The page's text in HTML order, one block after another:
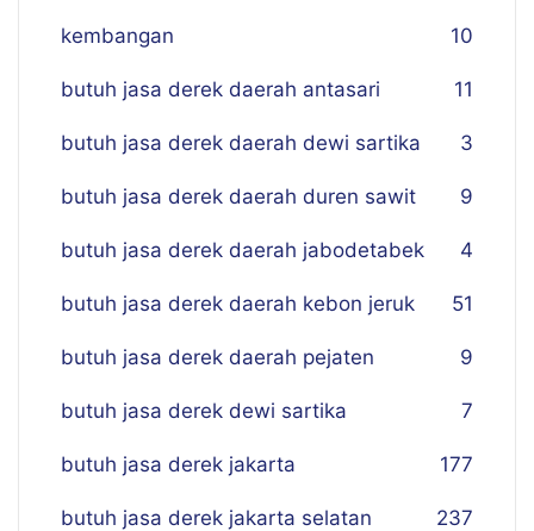
kembangan 10
butuh jasa derek daerah antasari 11
butuh jasa derek daerah dewi sartika 3
butuh jasa derek daerah duren sawit 9
butuh jasa derek daerah jabodetabek 4
butuh jasa derek daerah kebon jeruk 51
butuh jasa derek daerah pejaten 9
butuh jasa derek dewi sartika 7
butuh jasa derek jakarta 177
butuh jasa derek jakarta selatan 237